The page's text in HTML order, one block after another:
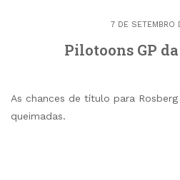
7 DE SETEMBRO
Pilotoons GP
As chances de título para
queimadas.